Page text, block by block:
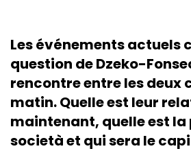
Les événements actuels
question de Dzeko-
rencontre entre les deux
matin. Quelle est leur
maintenant, quelle est la
società et qui sera le